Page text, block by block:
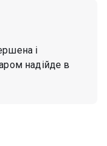
і
надійде в